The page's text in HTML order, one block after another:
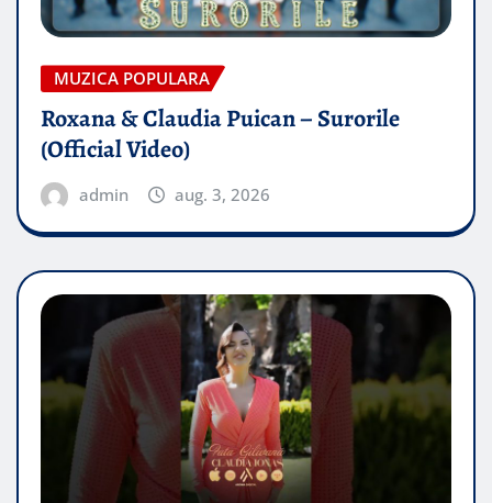
MUZICA POPULARA
Roxana & Claudia Puican – Surorile
(Official Video)
admin aug. 3, 2026